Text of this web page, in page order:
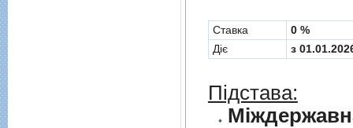
Cтавка
0 %
Діє
з
Підстава: